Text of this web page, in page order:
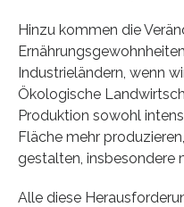
Hinzu kommen die
Industrieländern, wenn
Ökologische
Produktion sowohl
Fläche mehr
gestalten, insbesondere
Alle diese